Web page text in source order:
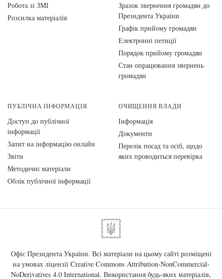
Робота зі ЗМІ
Розсилка матеріалів
Зразок звернення громадян до
Президента України
Графік прийому громадян
Електронні петиції
Порядок прийому громадян
Стан опрацювання звернень
громадян
ПУБЛІЧНА ІНФОРМАЦІЯ
Доступ до публічної
інформації
Запит на інформацію онлайн
Звіти
Методичні матеріали
Облік публічної інформації
ОЧИЩЕННЯ ВЛАДИ
Інформація
Документи
Перелік посад та осіб, щодо
яких проводиться перевірка
Офіс Президента України. Всі матеріали на цьому сайті розміщені
на умовах ліцензії Creative Commons Attribution-NonCommercial-
NoDerivatives 4.0 International. Використання будь-яких матеріалів,